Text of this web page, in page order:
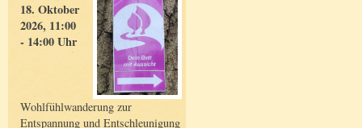
18. Oktober
2026, 11:00
- 14:00 Uhr
Wohlfühlwanderung zur
Entspannung und Entschleunigung